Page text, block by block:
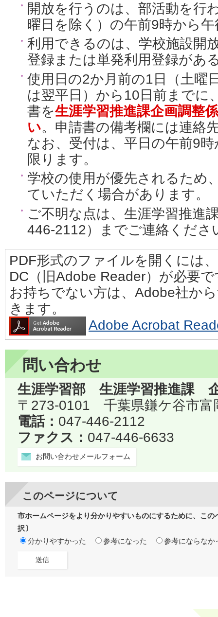
開放を行うのは、部活動を行
曜日を除く）の午前9時から
利用できるのは、学校施設開
登録または単発利用登録があ
使用日の2か月前の1日（土曜
は翌平日）から10日前までに
書を生涯学習推進課企画調整
い。申請書の備考欄には連絡
なお、受付は、平日の午前9
限ります。
学校の使用が優先されるため
ていただく場合があります。
ご不明な点は、生涯学習推進
446-2112）までご連絡くださ
PDF形式のファイルを開くには
DC（旧Adobe Reader）が必要
お持ちでない方は、Adobe社か
きます。
Adobe Acrobat
問い合わせ
生涯学習部 生涯学習推進課
〒273-0101 千葉県鎌ケ谷市富
電話： 047-446-2112
ファクス： 047-446-6633
お問い合わせメールフォーム
このページについて
市ホームページをより分かりやすいものにするために、こ
択〕
分かりやすかった
参考になった 参考にならなか